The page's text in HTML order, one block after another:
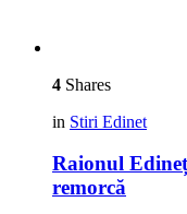
4 Shares
in Stiri Edinet
Raionul
remorcă